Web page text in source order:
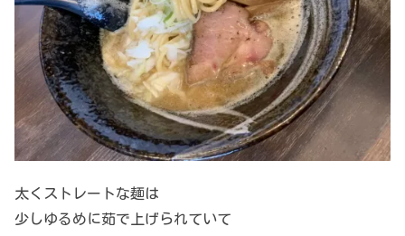
太くストレートな麺は
少しゆるめに茹で上げられていて